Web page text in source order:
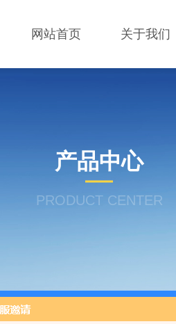
网站首页 关于我们
产品中心
PRODUCT CENTER
瘤（U87-MG）